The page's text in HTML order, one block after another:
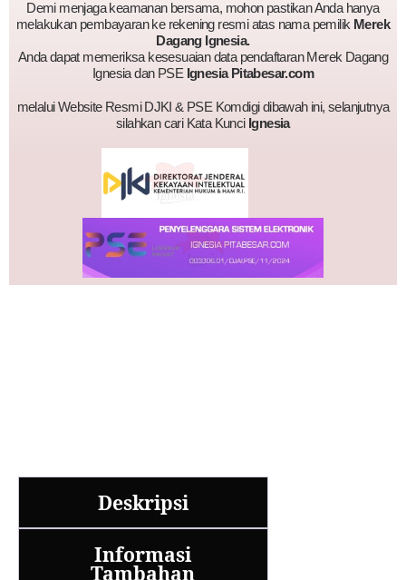
Demi menjaga keamanan bersama, mohon pastikan Anda hanya
melakukan pembayaran ke rekening resmi atas nama pemilik Merek
Dagang Ignesia.
Anda dapat memeriksa kesesuaian data pendaftaran Merek Dagang
Ignesia dan PSE Ignesia Pitabesar.com
melalui Website Resmi DJKI & PSE Komdigi dibawah ini, selanjutnya
silahkan cari Kata Kunci Ignesia
Deskripsi
Informasi
Tambahan